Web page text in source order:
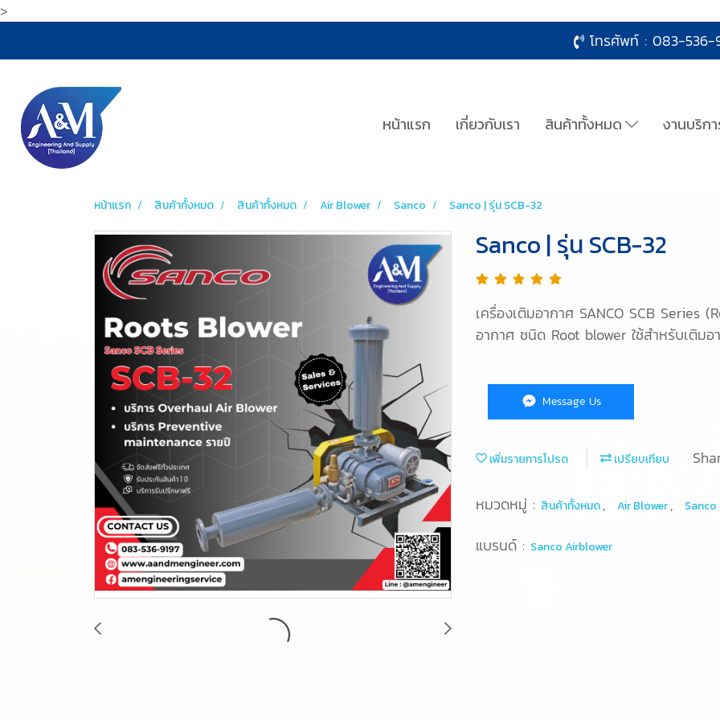
>
โทรศัพท์ : 083-536-
หน้าแรก เกี่ยวกับเรา สินค้าทั้งหมด งานบริก
หน้าแรก สินค้าทั้งหมด สินค้าทั้งหมด Air Blower Sanco Sanco | รุ่น SCB-32
Sanco | รุ่น SCB-32
เครื่องเติมอากาศ SANCO SCB Series
อากาศ ชนิด Root blower ใช้สำหรับเติมอ
Message Us
เพิ่มรายการโปรด เปรียบเทียบ
หมวดหมู่ : สินค้าทั้งหมด, Air Blower, Sanco
แบรนด์ : Sanco Airblower